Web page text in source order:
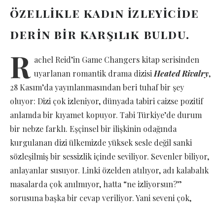
özellikle kadın izleyicide
derin bir karşılık buldu.
R achel Reid’in Game Changers kitap serisinden
uyarlanan romantik drama dizisi Heated Rivalry,
28 Kasım’da yayınlanmasından beri tuhaf bir şey
oluyor: Dizi çok izleniyor, dünyada tabiri caizse pozitif
anlamda bir kıyamet kopuyor. Tabi Türkiye’de durum
bir nebze farklı. Eşçinsel bir ilişkinin odağında
kurgulanan dizi ülkemizde yüksek sesle değil sanki
sözleşilmiş bir sessizlik içinde seviliyor. Sevenler biliyor,
anlayanlar susuyor. Linki özelden atılıyor, adı kalabalık
masalarda çok anılmıyor, hatta “ne izliyorsun?”
sorusuna başka bir cevap veriliyor. Yani seveni çok,